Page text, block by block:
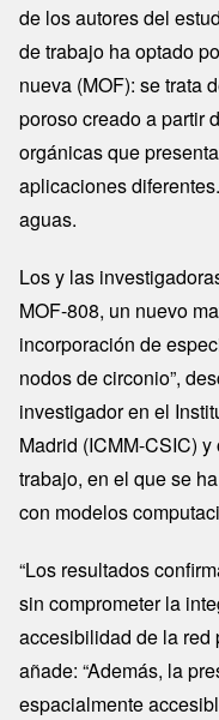
de los autores del
de trabajo ha optado
nueva (MOF): se trata
poroso creado a partir
orgánicas que
aplicaciones
aguas.
Los y las
MOF-808, un nuevo
incorporación de
nodos de circonio”,
investigador en el
Madrid (ICMM-CSIC)
trabajo, en el que se
con modelos
“Los resultados
sin comprometer la
accesibilidad de la red
añade: “Además, la
espacialmente